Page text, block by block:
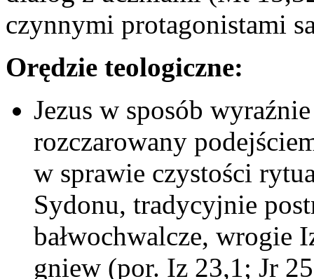
czynnymi protagonistami
Orędzie teologiczne:
Jezus w sposób
rozczarowany
w sprawie czystości
Sydonu, tradycyjnie
bałwochwalcze, wrogie
gniew (por. Iz 23,1; Jr